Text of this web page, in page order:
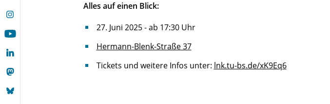
Alles auf einen Blick:
27. Juni 2025 - ab 17:30 Uhr
Hermann-Blenk-Straße 37
Tickets und weitere Infos unter: lnk.tu-bs.de/xK9Eq6